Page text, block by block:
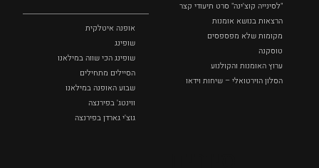
"לסינייה קוצ'ינה" סרט תיעודי קצר
הרצאות בנושא אומנות
מקומות שלא מפספסים
טוסקנה
ערוץ האומנות והקולנוע
הסלון הוירטואלי – שיחות וידאו
אופנה איטלקית
שופינג
שופינג הכי שווה במילאנו
הסיילים מתחילים
שבוע האופנה במילאנו
ווינטג' בפירנצה
גוצ'י גארדן בפירנצה